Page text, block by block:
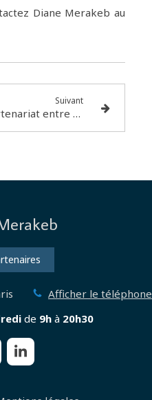
Diane Merakeb au
Suivant
Clinique du partenariat entre chirurgie et psychanalyse
Afficher le téléphone
de 9h à 20h30